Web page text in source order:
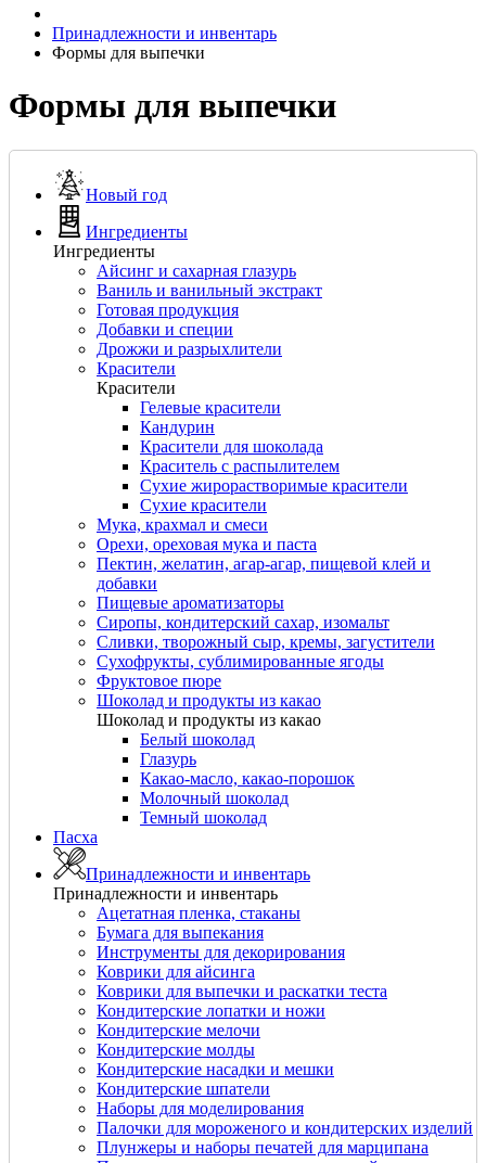
Принадлежности и инвентарь
Формы для выпечки
Формы для выпечки
Новый год
Ингредиенты
Ингредиенты
Айсинг и сахарная глазурь
Ваниль и ванильный экстракт
Готовая продукция
Добавки и специи
Дрожжи и разрыхлители
Красители
Красители
Гелевые красители
Кандурин
Красители для шоколада
Краситель с распылителем
Сухие жирорастворимые красители
Сухие красители
Мука, крахмал и смеси
Орехи, ореховая мука и паста
Пектин, желатин, агар-агар, пищевой клей и
добавки
Пищевые ароматизаторы
Сиропы, кондитерский сахар, изомальт
Сливки, творожный сыр, кремы, загустители
Сухофрукты, сублимированные ягоды
Фруктовое пюре
Шоколад и продукты из какао
Шоколад и продукты из какао
Белый шоколад
Глазурь
Какао-масло, какао-порошок
Молочный шоколад
Темный шоколад
Пасха
Принадлежности и инвентарь
Принадлежности и инвентарь
Ацетатная пленка, стаканы
Бумага для выпекания
Инструменты для декорирования
Коврики для айсинга
Коврики для выпечки и раскатки теста
Кондитерские лопатки и ножи
Кондитерские мелочи
Кондитерские молды
Кондитерские насадки и мешки
Кондитерские шпатели
Наборы для моделирования
Палочки для мороженого и кондитерских изделий
Плунжеры и наборы печатей для марципана